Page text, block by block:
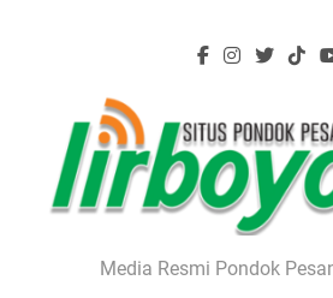
Lirboyo.net
Media Resmi Pondok